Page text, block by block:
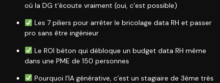
où la DG t’écoute vraiment (oui, c’est possible)
Les 7 piliers pour arrêter le bricolage data RH et passer
pro sans être ingénieur
Le ROI béton qui débloque un budget data RH même
dans une PME de 150 personnes
Pourquoi l’IA générative, c’est un stagiaire de 3ème très